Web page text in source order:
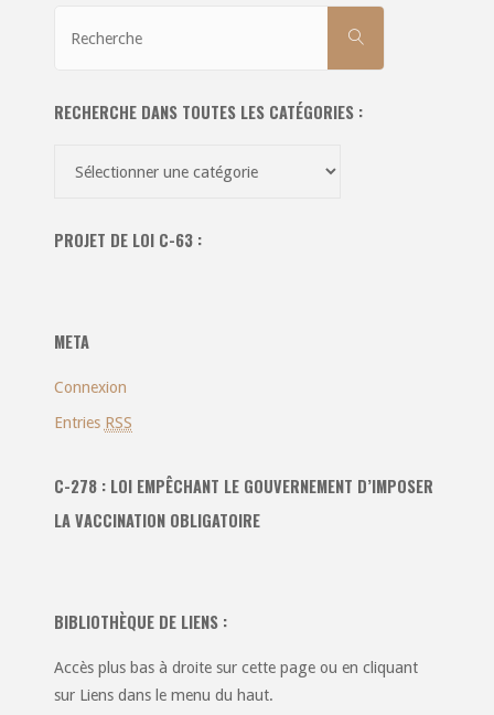
RECHERCHE
RECHERCHE DANS TOUTES LES CATÉGORIES :
les
PROJET DE LOI C-63 :
META
Connexion
Entries RSS
C-278 : LOI EMPÊCHANT LE GOUVERNEMENT D’IMPOSER
LA VACCINATION OBLIGATOIRE
BIBLIOTHÈQUE DE LIENS :
Accès plus bas à droite sur cette page ou en cliquant
sur Liens dans le menu du haut.